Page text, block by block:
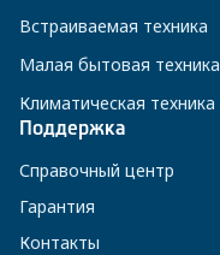
Встраиваемая техника
Малая бытовая техника
Климатическая техника
Поддержка
Справочный центр
Гарантия
Контакты